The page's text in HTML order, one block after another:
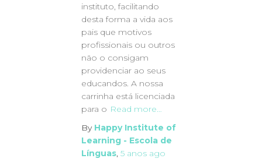
instituto, facilitando
desta forma a vida aos
pais que motivos
profissionais ou outros
não o consigam
providenciar ao seus
educandos. A nossa
carrinha está licenciada
para o Read more…
By Happy Institute of
Learning - Escola de
Línguas, 5 anos ago